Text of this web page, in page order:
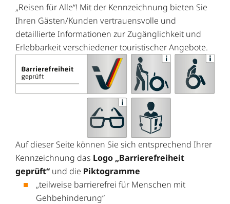
„Reisen für Alle“! Mit der Kennzeichnung bieten Sie
Ihren Gästen/Kunden vertrauensvolle und
detaillierte Informationen zur Zugänglichkeit und
Erlebbarkeit verschiedener touristischer Angebote.
Auf dieser Seite können Sie sich entsprechend Ihrer
Kennzeichnung das Logo „Barrierefreiheit
geprüft“ und die Piktogramme
„teilweise barrierefrei für Menschen mit
Gehbehinderung“